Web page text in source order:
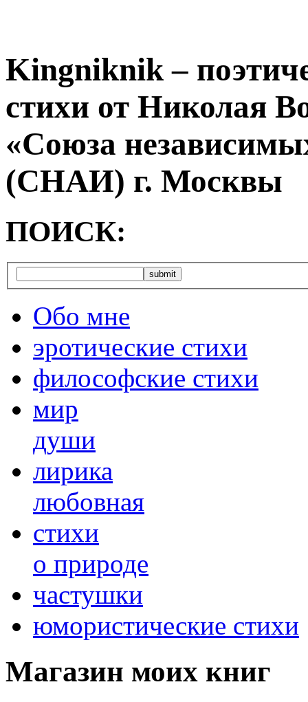
Kingniknik –
стихи от Николая
«Союза
(СНАИ) г. Москвы
ПОИСК:
Обо мне
эротические стихи
философские стихи
мир
души
лирика
любовная
cтихи
о природе
частушки
юмористические стихи
Магазин моих книг